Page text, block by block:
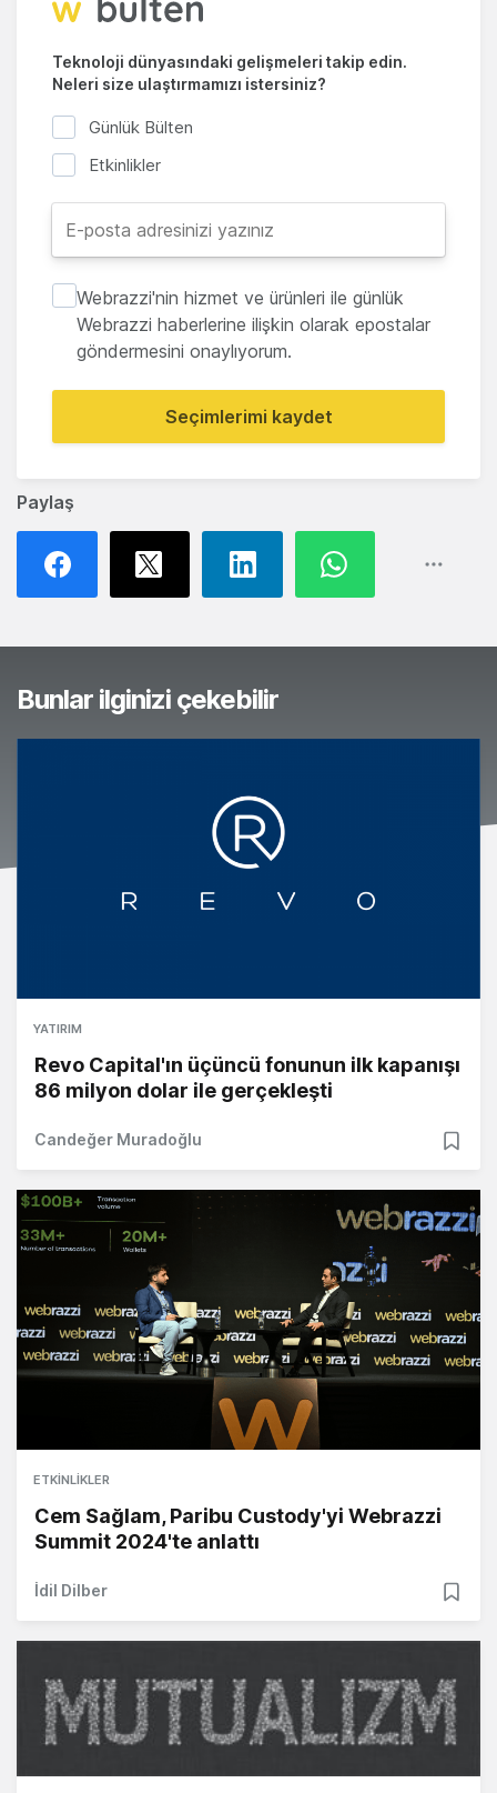
Paylaş
Teknoloji dünyasındaki gelişmeleri takip edin.
Neleri size ulaştırmamızı istersiniz?
Günlük Bülten
Etkinlikler
Webrazzi'nin hizmet ve ürünleri ile günlük
Webrazzi haberlerine ilişkin olarak epostalar
göndermesini onaylıyorum.
Seçimlerimi kaydet
Bunlar ilginizi çekebilir
YATIRIM
Revo Capital'ın üçüncü fonunun ilk kapanışı
86 milyon dolar ile gerçekleşti
Candeğer Muradoğlu
ETKINLIKLER
Cem Sağlam, Paribu Custody'yi Webrazzi
Summit 2024'te anlattı
İdil Dilber